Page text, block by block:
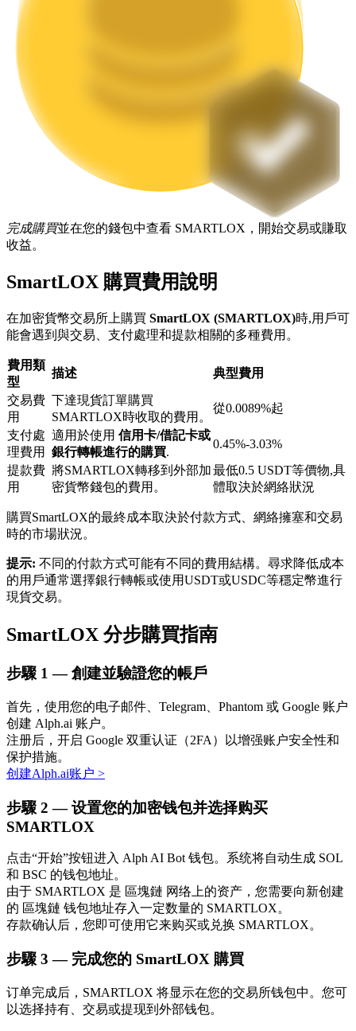
一鍵質押鎖定高收益
Launchpool
活期質押獲得熱門資產
鎖倉BTR
借貸寶
借貸數字貨幣，及時且安全的服務
定投理财
享受活期理財及長期收益
完成購買並在您的錢包中查看 SMARTLOX，開始交易或賺取
收益。
SmartLOX 購買費用說明
在加密貨幣交易所上購買 SmartLOX (SMARTLOX)時,用戶可
能會遇到與交易、支付處理和提款相關的多種費用。
費用類
型
描述
典型費用
交易費
用
下達現貨訂單購買
SMARTLOX時收取的費用。
從0.0089%起
支付處
理費用
適用於使用 信用卡/借記卡或
銀行轉帳進行的購買.
0.45%-3.03%
提款費
用
將SMARTLOX轉移到外部加
密貨幣錢包的費用。
最低0.5 USDT等價物,具
體取決於網絡狀況
購買SmartLOX的最終成本取決於付款方式、網絡擁塞和交易
時的市場狀況。
提示: 不同的付款方式可能有不同的費用結構。尋求降低成本
的用戶通常選擇銀行轉帳或使用USDT或USDC等穩定幣進行
現貨交易。
SmartLOX 分步購買指南
步驟 1 —創建並驗證您的帳戶
首先，使用您的电子邮件、Telegram、Phantom 或 Google 账户
创建 Alph.ai 账户。
注册后，开启 Google 双重认证（2FA）以增强账户安全性和
保护措施。
创建Alph.ai账户 >
步驟 2 — 设置您的加密钱包并选择购买
SMARTLOX
点击“开始”按钮进入 Alph AI Bot 钱包。系统将自动生成 SOL
和 BSC 的钱包地址。
由于 SMARTLOX 是 區塊鏈 网络上的资产，您需要向新创建
的 區塊鏈 钱包地址存入一定数量的 SMARTLOX。
存款确认后，您即可使用它来购买或兑换 SMARTLOX。
步驟 3 — 完成您的 SmartLOX 購買
订单完成后，SMARTLOX 将显示在您的交易所钱包中。您可
以选择持有、交易或提现到外部钱包。